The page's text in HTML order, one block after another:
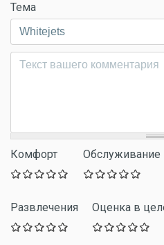
Тема
Комментарий*
Комфорт Обслуживание
Развлечения Оценка в